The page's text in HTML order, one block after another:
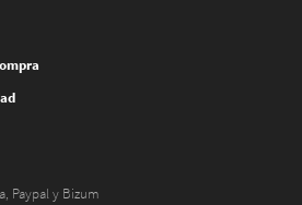
Paypal y Bizum